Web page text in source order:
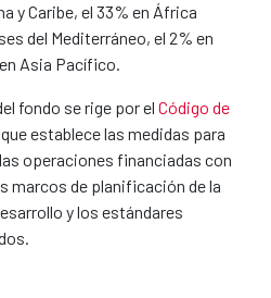
y Caribe, el 33% en África
del Mediterráneo, el 2% en
Asia Pacífico.
fondo se rige por el Código de
que establece las medidas para
operaciones financiadas con
marcos de planificación de la
y los estándares